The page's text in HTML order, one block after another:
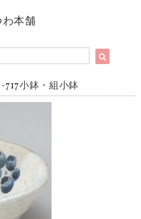
わ本舗
小鉢・組小鉢